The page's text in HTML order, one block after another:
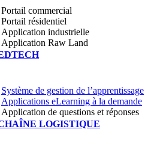
Portail commercial
Portail résidentiel
Application industrielle
Application Raw Land
Système de gestion de l’apprentissage
Applications eLearning à la demande
Application de questions et réponses
LOGISTIQUE